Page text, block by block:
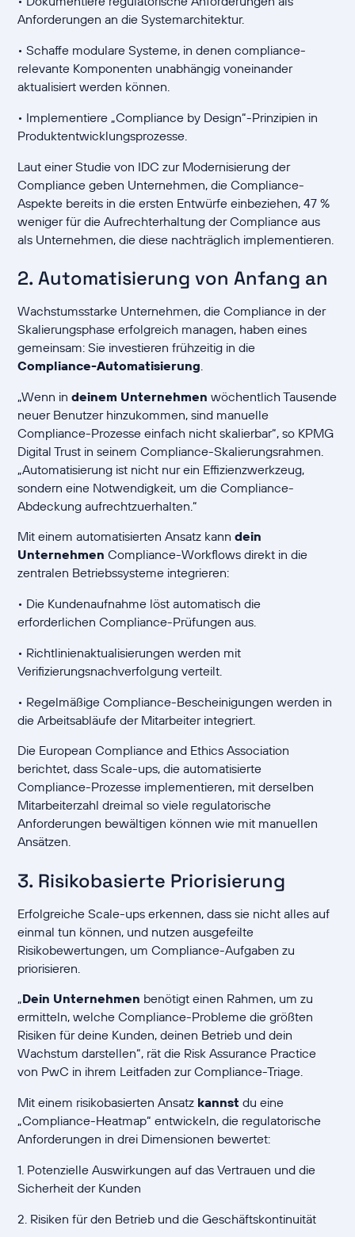
Anforderungen an die Systemarchitektur.
• Schaffe modulare Systeme, in denen compliance-
relevante Komponenten unabhängig voneinander
aktualisiert werden können.
• Implementiere „Compliance by Design“-Prinzipien in
Produktentwicklungsprozesse.
Laut einer Studie von IDC zur Modernisierung der
Compliance geben Unternehmen, die Compliance-
Aspekte bereits in die ersten Entwürfe einbeziehen, 47 %
weniger für die Aufrechterhaltung der Compliance aus
als Unternehmen, die diese nachträglich implementieren.
2. Automatisierung von Anfang an
Wachstumsstarke Unternehmen, die Compliance in der
Skalierungsphase erfolgreich managen, haben eines
gemeinsam: Sie investieren frühzeitig in die
Compliance-Automatisierung
„Wenn indeinem Unternehmen wöchentlich Tausende
neuer Benutzer hinzukommen, sind manuelle
Compliance-Prozesse einfach nicht skalierbar“, so KPMG
Digital Trust in seinem Compliance-Skalierungsrahmen.
„Automatisierung ist nicht nur ein Effizienzwerkzeug,
sondern eine Notwendigkeit, um die Compliance-
Abdeckung aufrechtzuerhalten.“
Mit einem automatisierten Ansatz kanndein
Unternehmen Compliance-Workflows direkt in die
zentralen Betriebssysteme integrieren:
• Die Kundenaufnahme löst automatisch die
erforderlichen Compliance-Prüfungen aus.
• Richtlinienaktualisierungen werden mit
Verifizierungsnachverfolgung verteilt.
• Regelmäßige Compliance-Bescheinigungen werden in
die Arbeitsabläufe der Mitarbeiter integriert.
Die European Compliance and Ethics Association
berichtet, dass Scale-ups, die automatisierte
Compliance-Prozesse implementieren, mit derselben
Mitarbeiterzahl dreimal so viele regulatorische
Anforderungen bewältigen können wie mit manuellen
Ansätzen.
3. Risikobasierte Priorisierung
Erfolgreiche Scale-ups erkennen, dass sie nicht alles auf
einmal tun können, und nutzen ausgefeilte
Risikobewertungen, um Compliance-Aufgaben zu
priorisieren.
„Dein Unternehmen benötigt einen Rahmen, um zu
ermitteln, welche Compliance-Probleme die größten
Risiken für deine Kunden, deinen Betrieb und dein
Wachstum darstellen“, rät die Risk Assurance Practice
von PwC in ihrem Leitfaden zur Compliance-Triage.
Mit einem risikobasierten Ansatz kannst du eine
„Compliance-Heatmap“ entwickeln, die regulatorische
Anforderungen in drei Dimensionen bewertet:
1. Potenzielle Auswirkungen auf das Vertrauen und die
Sicherheit der Kunden
2. Risiken für den Betrieb und die Geschäftskontinuität